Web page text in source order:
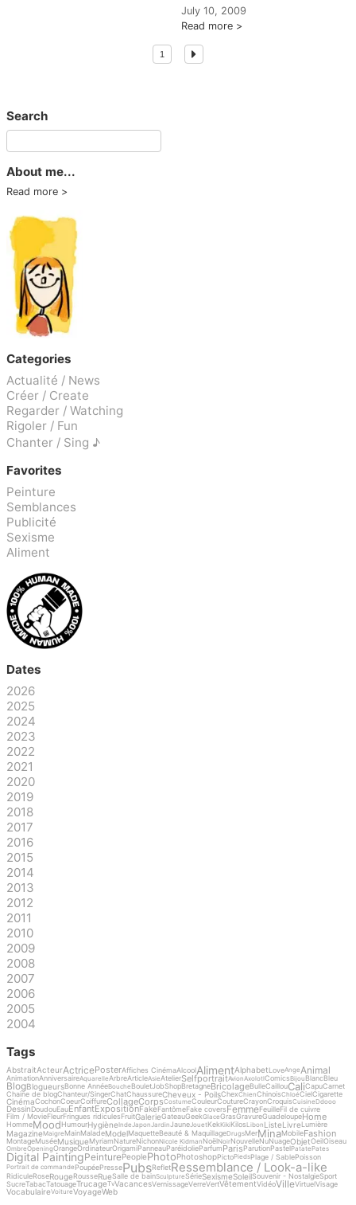
July 10, 2009
Read more
1
Search
About me...
Read more
Categories
Actualité / News
Créer / Create
Regarder / Watching
Rigoler / Fun
Chanter / Sing ♪
Favorites
Peinture
Semblances
Publicité
Sexisme
Aliment
Dates
2026
2025
2024
2023
2022
2021
2020
2019
2018
2017
2016
2015
2014
2013
2012
2011
2010
2009
2008
2007
2006
2005
2004
Tags
AbstraitActeurActricePosterAffiches CinémaAlcoolAlimentAlphabetLoveAnge Animal
AnimationAnniversaireAquarelleArbreArticleAsieAtelierSelfportraitAvionAxolotlComicsBijou BlancBleu
BlogBlogueursBonne AnnéeBouche BouletJobShopBretagneBricolageBulleCaillouCaliCapuCarnet
Chaine de blogChanteur/SingerChatChaussureCheveux - PoilsChexChienChinoisChloéCielCigarette
CinémaCochonCoeurCoiffureCollageCorpsCostumeCouleurCoutureCrayonCroquisCuisineDdooo
DessinDoudouEauEnfantExpositionFakeFantômeFake coversFemmeFeuilleFil de cuivre
Film / MovieFleurFringues ridiculesFruitGalerieGateauGeekGlaceGrasGravureGuadeloupeHome
HommeMoodHumourHygièneInde Japon JardinJaune Jouet KekKikiKilosLibon ListeLivreLumière
MagazineMaigre MainMaladeModelMaquetteBeauté & MaquillageDrugsMerMinaMobileFashion
MontageMuséeMusiqueMyriamNatureNichonNicole Kidman NoëlNoirNouvelleNuNuageObjetOeilOiseau
OmbreOpeningOrangeOrdinateurOrigamiPanneauParéidolieParfumParisParutionPastelPatatePates
Digital PaintingPeinturePeoplePhotoPhotoshopPictoPiedsPlage / SablePoisson
Portrait de commande PoupéePressePubsRefletRessemblance / Look-a-like
RidiculeRoseRougeRousseRueSalle de bainSculptureSérieSexismeSoleilSouvenir - NostalgieSport
SucreTabacTatouageTrucageTvVacancesVernissageVerreVertVêtementVidéoVilleVirtuelVisage
VocabulaireVoitureVoyageWeb